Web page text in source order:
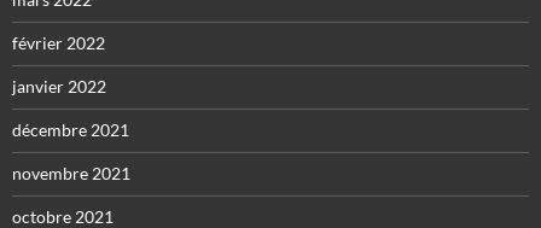
février 2022
janvier 2022
décembre 2021
novembre 2021
octobre 2021